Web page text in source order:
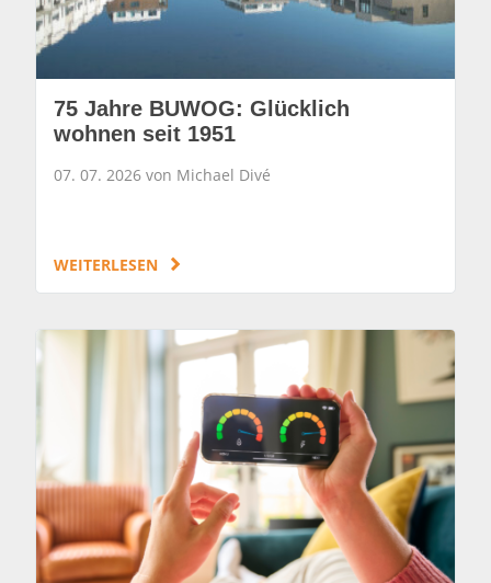
75 Jahre BUWOG: Glücklich
wohnen seit 1951
07. 07. 2026 von Michael Divé
WEITERLESEN